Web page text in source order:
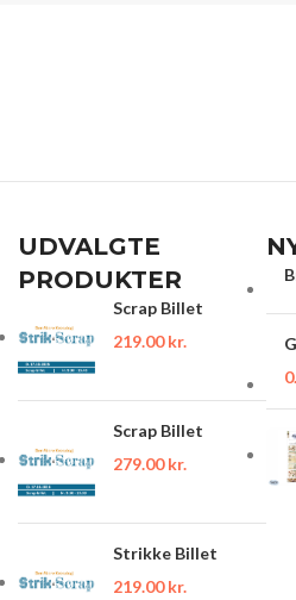
UDVALGTE
PRODUKTER
Scrap Billet
219.00kr.
Scrap Billet
279.00kr.
Strikke Billet
219.00kr.